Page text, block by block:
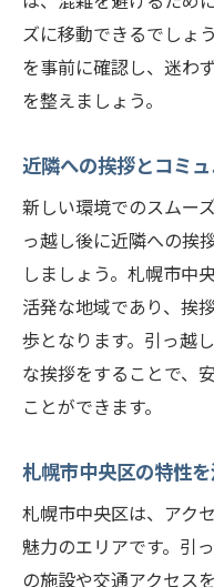
ズに移動できるでしょ
を事前に確認し、迷わ
を整えましょう。
近隣への挨拶とコミ
新しい環境でのスムー
っ越し後に近隣への挨
しましょう。札幌市中
活発な地域であり、挨
歩となります。引っ越
な挨拶をすることで、
ことができます。
札幌市中央区の特性
札幌市中央区は、アク
魅力のエリアです。引
の施設や交通アクセス